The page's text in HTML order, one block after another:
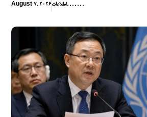
August 7, 2026اطلاعات, , , , , , ,